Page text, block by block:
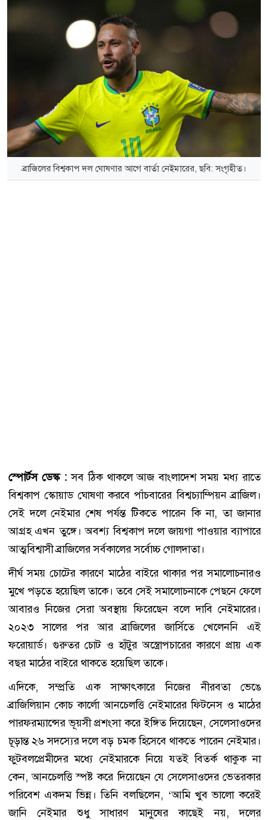
ব্রাজিলের বিশ্বকাপ দল ঘোষণার আগে বার্তা নেইমারের, ছবি: সংগৃহীত।
স্পোর্টস ডেস্ক :সব ঠিক থাকলে আজ বাংলাদেশ সময় মধ্য রাতে
বিশ্বকাপ স্কোয়াড ঘোষণা করবে পাঁচবারের বিশ্বচ্যাম্পিয়ন ব্রাজিল।
সেই দলে নেইমার শেষ পর্যন্ত টিকতে পারেন কি না, তা জানার
আগ্রহ এখন তুঙ্গে। অবশ্য বিশ্বকাপ দলে জায়গা পাওয়ার ব্যাপারে
আত্মবিশ্বাসী ব্রাজিলের সর্বকালের সর্বোচ্চ গোলদাতা।
দীর্ঘ সময় চোটের কারণে মাঠের বাইরে থাকার পর সমালোচনারও
মুখে পড়তে হয়েছিল তাকে। তবে সেই সমালোচনাকে পেছনে ফেলে
আবারও নিজের সেরা অবস্থায় ফিরেছেন বলে দাবি নেইমারের।
২০২৩ সালের পর আর ব্রাজিলের জার্সিতে খেলেননি এই
ফরোয়ার্ড। গুরুতর চোট ও হাঁটুর অস্ত্রোপচারের কারণে প্রায় এক
বছর মাঠের বাইরে থাকতে হয়েছিল তাকে।
এদিকে, সম্প্রতি এক সাক্ষাৎকারে নিজের নীরবতা ভেঙে
ব্রাজিলিয়ান কোচ কার্লো আনচেলত্তি নেইমারের ফিটনেস ও মাঠের
পারফরম্যান্সের ভূয়সী প্রশংসা করে ইঙ্গিত দিয়েছেন, সেলেসাওদের
চূড়ান্ত ২৬ সদস্যের দলে বড় চমক হিসেবে থাকতে পারেন নেইমার।
ফুটবলপ্রেমীদের মধ্যে নেইমারকে নিয়ে যতই বিতর্ক থাকুক না
কেন, আনচেলত্তি স্পষ্ট করে দিয়েছেন যে সেলেসাওদের ভেতরকার
পরিবেশ একদম ভিন্ন। তিনি বলছিলেন, ‘আমি খুব ভালো করেই
জানি নেইমার শুধু সাধারণ মানুষের কাছেই নয়, দলের